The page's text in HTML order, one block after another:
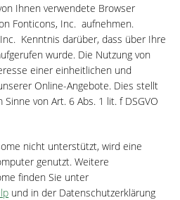
Ihnen verwendete Browser
Fonticons, Inc. aufnehmen.
Kenntnis darüber, dass über Ihre
wurde. Die Nutzung von
einer einheitlichen und
Online-Angebote. Dies stellt
von Art. 6 Abs. 1 lit. f DSGVO
nicht unterstützt, wird eine
genutzt. Weitere
finden Sie unter
und in der Datenschutzerklärung